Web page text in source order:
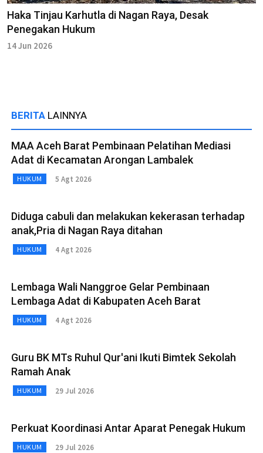
Haka Tinjau Karhutla di Nagan Raya, Desak
Penegakan Hukum
14 Jun 2026
BERITA LAINNYA
MAA Aceh Barat Pembinaan Pelatihan Mediasi
Adat di Kecamatan Arongan Lambalek
HUKUM 5 Agt 2026
Diduga cabuli dan melakukan kekerasan terhadap
anak,Pria di Nagan Raya ditahan
HUKUM 4 Agt 2026
Lembaga Wali Nanggroe Gelar Pembinaan
Lembaga Adat di Kabupaten Aceh Barat
HUKUM 4 Agt 2026
Guru BK MTs Ruhul Qur'ani Ikuti Bimtek Sekolah
Ramah Anak
HUKUM 29 Jul 2026
Perkuat Koordinasi Antar Aparat Penegak Hukum
HUKUM 29 Jul 2026